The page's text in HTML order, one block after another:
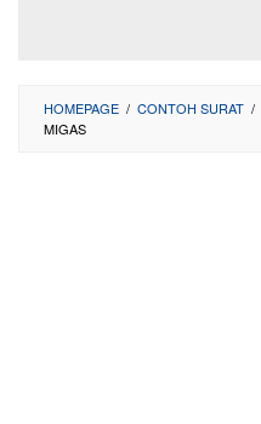
HOMEPAGE / CONTOH SURAT /
MIGAS